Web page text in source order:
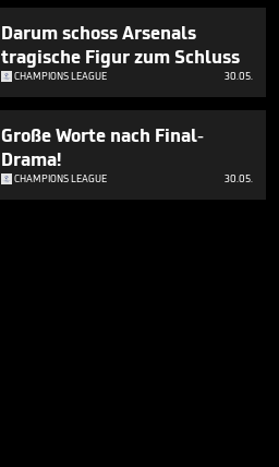
Darum schoss Arsenals
tragische Figur zum Schluss
CHAMPIONS LEAGUE 30.05.
Große Worte nach Final-
Drama!
CHAMPIONS LEAGUE 30.05.